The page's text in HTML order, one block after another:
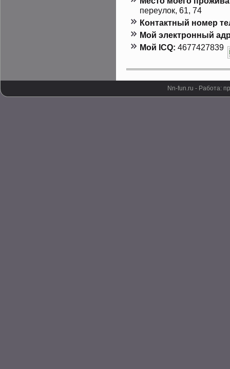
переулοк, 61, 74
Контактный номер
Мой электронный
Мой ICQ: 4677427839
Nn-fun.ru - Работа: